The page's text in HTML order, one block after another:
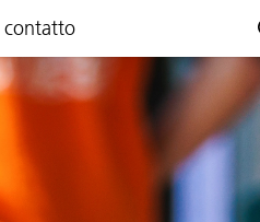
contatto